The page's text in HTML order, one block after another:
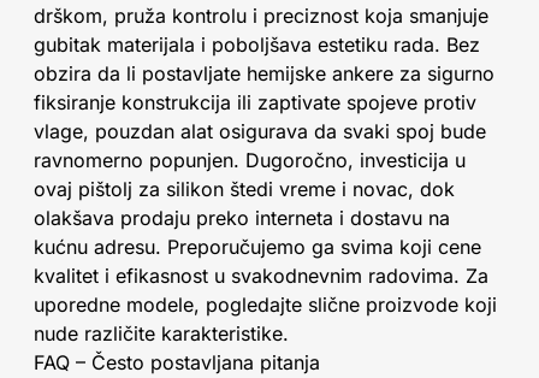
drškom, pruža kontrolu i preciznost koja smanjuje
gubitak materijala i poboljšava estetiku rada. Bez
obzira da li postavljate hemijske ankere za sigurno
fiksiranje konstrukcija ili zaptivate spojeve protiv
vlage, pouzdan alat osigurava da svaki spoj bude
ravnomerno popunjen. Dugoročno, investicija u
ovaj pištolj za silikon štedi vreme i novac, dok
olakšava prodaju preko interneta i dostavu na
kućnu adresu. Preporučujemo ga svima koji cene
kvalitet i efikasnost u svakodnevnim radovima. Za
uporedne modele, pogledajte slične proizvode koji
nude različite karakteristike.
FAQ – Često postavljana pitanja